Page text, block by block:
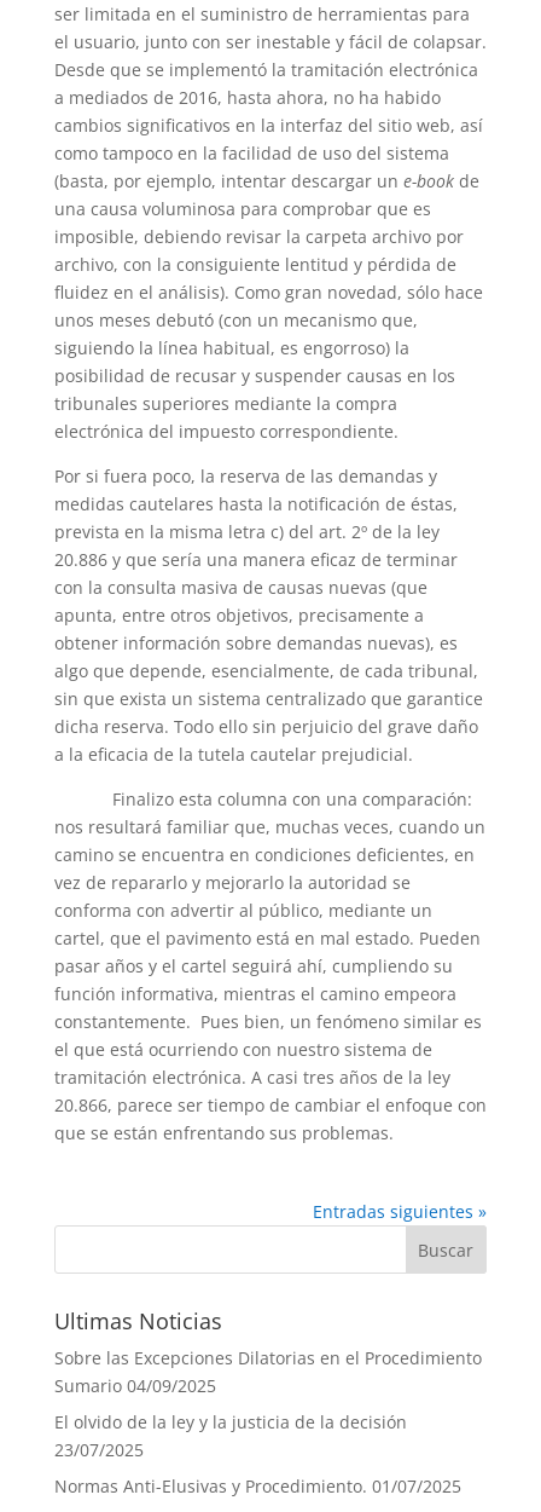
ser limitada en el suministro de herramientas para
el usuario, junto con ser inestable y fácil de colapsar.
Desde que se implementó la tramitación electrónica
a mediados de 2016, hasta ahora, no ha habido
cambios significativos en la interfaz del sitio web, así
como tampoco en la facilidad de uso del sistema
(basta, por ejemplo, intentar descargar un e-bookde
una causa voluminosa para comprobar que es
imposible, debiendo revisar la carpeta archivo por
archivo, con la consiguiente lentitud y pérdida de
fluidez en el análisis). Como gran novedad, sólo hace
unos meses debutó (con un mecanismo que,
siguiendo la línea habitual, es engorroso) la
posibilidad de recusar y suspender causas en los
tribunales superiores mediante la compra
electrónica del impuesto correspondiente.
Por si fuera poco, la reserva de las demandas y
medidas cautelares hasta la notificación de éstas,
prevista en la misma letra c) del art. 2º de la ley
20.886 y que sería una manera eficaz de terminar
con la consulta masiva de causas nuevas (que
apunta, entre otros objetivos, precisamente a
obtener información sobre demandas nuevas), es
algo que depende, esencialmente, de cada tribunal,
sin que exista un sistema centralizado que garantice
dicha reserva. Todo ello sin perjuicio del grave daño
a la eficacia de la tutela cautelar prejudicial.
Finalizo esta columna con una comparación:
nos resultará familiar que, muchas veces, cuando un
camino se encuentra en condiciones deficientes, en
vez de repararlo y mejorarlo la autoridad se
conforma con advertir al público, mediante un
cartel, que el pavimento está en mal estado. Pueden
pasar años y el cartel seguirá ahí, cumpliendo su
función informativa, mientras el camino empeora
constantemente. Pues bien, un fenómeno similar es
el que está ocurriendo con nuestro sistema de
tramitación electrónica. A casi tres años de la ley
20.866, parece ser tiempo de cambiar el enfoque con
que se están enfrentando sus problemas.
Entradas siguientes »
Ultimas Noticias
Sobre las Excepciones Dilatorias en el Procedimiento
Sumario 04/09/2025
El olvido de la ley y la justicia de la decisión
23/07/2025
Normas Anti-Elusivas y Procedimiento. 01/07/2025